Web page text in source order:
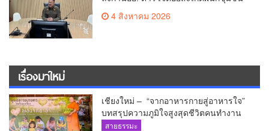
สยบดราม่าโซเชียล ส่งตัวบำบัดด่วน
สร้างความมั่นใจให้นักท่องเที่ยว
4 สิงหาคม 2026
เรื่องมาใหม่
เชียงใหม่ – “จากอาหารกายสู่อาหารใจ”
บทสรุปความภูมิใจสูงสุดชีวิตคนทำงาน
ได้ถวายรายงาน “โคก หนอง นา วัดสันมะ
สายธรรมะ